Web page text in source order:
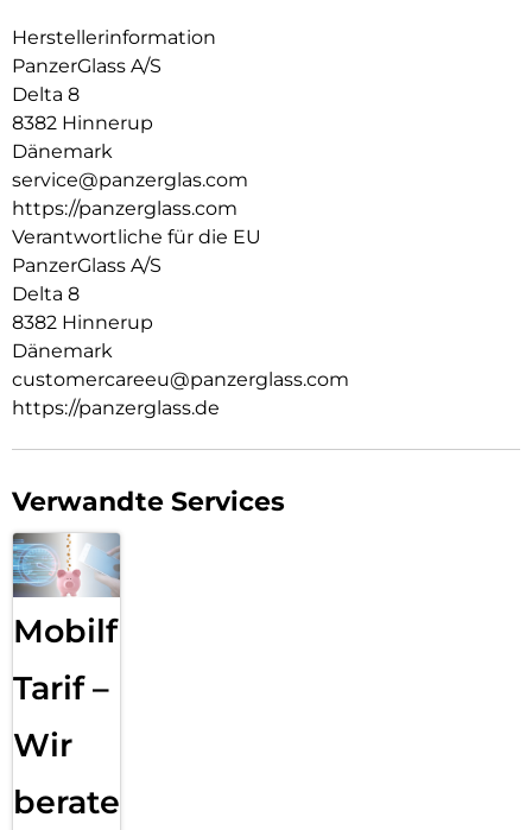
damit deine Selfies und Fotos nie in Gefahr sind.
DARE TO CARE:
CARE ist eine verspielte, schützende internationale Tech- und
Lifestyle-Marke, die aus den hochwertigsten Materialien
hergestellt und von Mode-, Kunst- und Musiktrends
beeinflusst wird. Wir kümmern uns um Menschen und die
Welt, in der wir leben. Wir legen Wert auf Nachhaltigkeit und
Selbstdarstellung. Wir kümmern uns um Technik und die
Lebensdauer von Technik. Verwandle dein Handy in ein
stilvoll geschütztes Accessoire. Zeig der Welt, dass du dich
um sie sorgst.
Herstellerinformation
PanzerGlass A/S
Delta 8
8382 Hinnerup
Dänemark
service@panzerglas.com
https://panzerglass.com
Verantwortliche für die EU
PanzerGlass A/S
Delta 8
8382 Hinnerup
Dänemark
customercareeu@panzerglass.com
https://panzerglass.de
Verwandte Services
Mobilfunk
Tarif –
Wir
beraten